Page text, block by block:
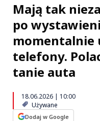
Mają tak
po
momentalnie
telefony.
tanie auta
18.06.2026 | 10:00
Używane
Dodaj w Google